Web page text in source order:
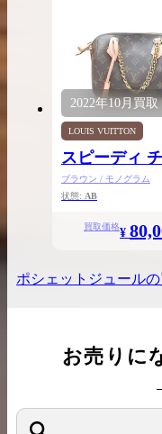
2022年10月買取
LOUIS VUITTON
スピーディ
ン20
ブラウン / モノグラム
状態: AB
買取価格¥
ポシェットジュール
お売りに